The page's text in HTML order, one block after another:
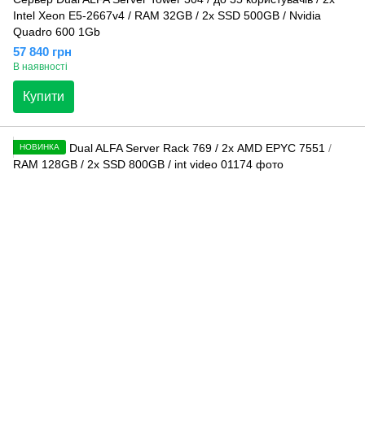
Intel Xeon E5-2667v4 / RAM 32GB / 2x SSD 500GB / Nvidia
Quadro 600 1Gb
57 840 грн
В наявності
Купити
НОВИНКА